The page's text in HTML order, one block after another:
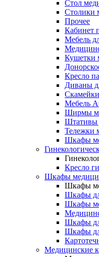
Стол
Столики
Прочее
Кабинет
Мебель
Кушетки
Кресло
Диваны
Скамейки
Мебель
Ширмы
Штативы
Тележки
Шкафы
Кресло
Шкафы
Шкафы
Шкафы
Шкафы
Шкафы
Шкафы
Медицинские